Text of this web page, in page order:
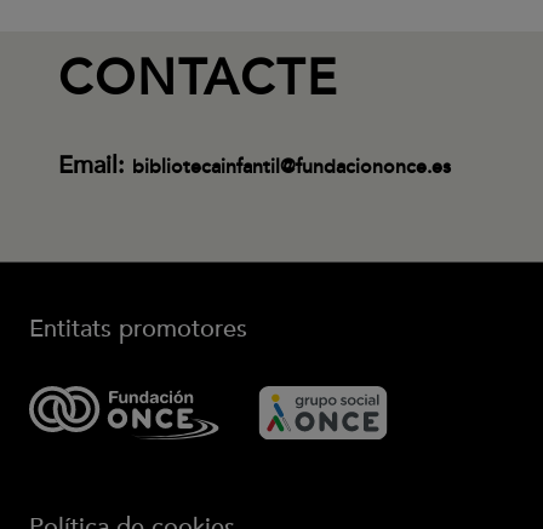
CONTACTE
Email: bibliotecainfantil@fundaciononce.es
Entitats promotores